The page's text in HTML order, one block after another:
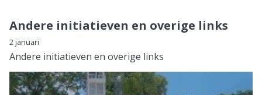
Andere initiatieven en overige links
2 januari
Andere initiatieven en overige links